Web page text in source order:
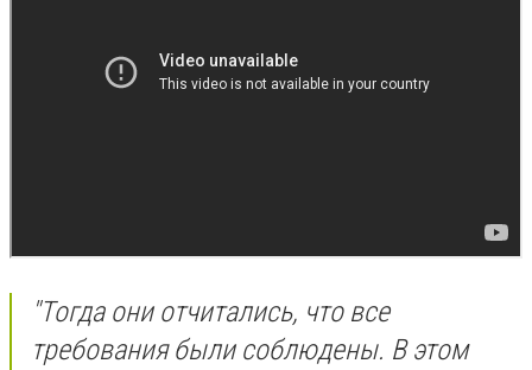
"Тогда они отчитались, что все
требования были соблюдены. В этом